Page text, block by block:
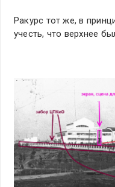
Ракурс тот же, в
учесть, что верхнее